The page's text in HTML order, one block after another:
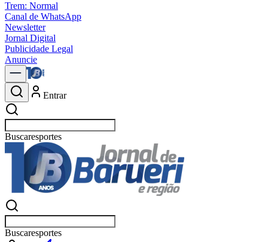
Trem: Normal
Canal de WhatsApp
Newsletter
Jornal Digital
Publicidade Legal
Anuncie
Entrar
Buscarpolítica
Buscarpolítica